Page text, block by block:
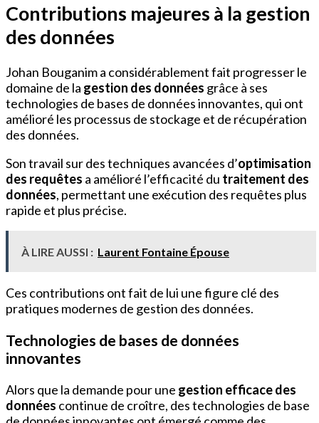
Contributions majeures à la gestion
des données
Johan Bouganim a considérablement fait progresser le
domaine de la gestion des données grâce à ses
technologies de bases de données innovantes, qui ont
amélioré les processus de stockage et de récupération
des données.
Son travail sur des techniques avancées d’optimisation
des requêtes a amélioré l’efficacité du traitement des
données, permettant une exécution des requêtes plus
rapide et plus précise.
À LIRE AUSSI : Laurent Fontaine Épouse
Ces contributions ont fait de lui une figure clé des
pratiques modernes de gestion des données.
Technologies de bases de données
innovantes
Alors que la demande pour une gestion efficace des
données continue de croître, des technologies de base